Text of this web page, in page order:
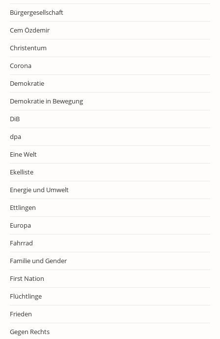
Bürgergesellschaft
Cem Özdemir
Christentum
Corona
Demokratie
Demokratie in Bewegung
DiB
dpa
Eine Welt
Ekelliste
Energie und Umwelt
Ettlingen
Europa
Fahrrad
Familie und Gender
First Nation
Flüchtlinge
Frieden
Gegen Rechts